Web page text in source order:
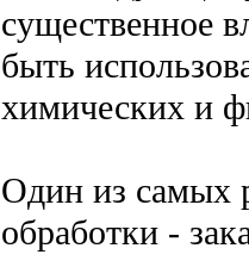
существенное
быть
химических и
Один из самых
обработки -